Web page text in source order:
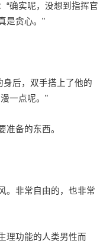
“确实呢，没想到指挥官
是贪心。”
后，双手搭上了他的
一点呢。”
备的东西。
。非常自由的，也非常
理功能的人类男性而